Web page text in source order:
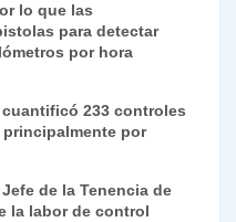
lo que las
para detectar
por hora
233 controles
por
de la Tenencia de
la labor de control